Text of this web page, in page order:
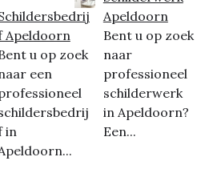
Apeldoorn
u op zoek
een
in
Apeldoorn
Bent u op zoek
naar
professioneel
schilderwerk
in Apeldoorn?
Een...